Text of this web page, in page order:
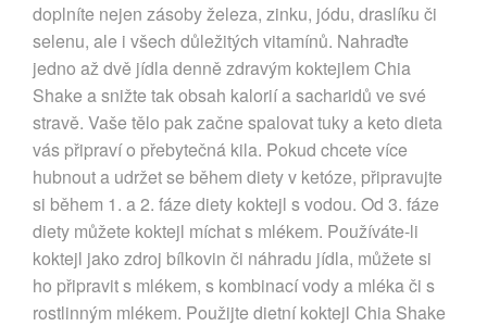
doplníte nejen zásoby železa, zinku, jódu, draslíku či
selenu, ale i všech důležitých vitamínů. Nahraďte
jedno až dvě jídla denně zdravým koktejlem Chia
Shake a snižte tak obsah kalorií a sacharidů ve své
stravě. Vaše tělo pak začne spalovat tuky a keto dieta
vás připraví o přebytečná kila. Pokud chcete více
hubnout a udržet se během diety v ketóze, připravujte
si během 1. a 2. fáze diety koktejl s vodou. Od 3. fáze
diety můžete koktejl míchat s mlékem. Používáte-li
koktejl jako zdroj bílkovin či náhradu jídla, můžete si
ho připravit s mlékem, s kombinací vody a mléka či s
rostlinným mlékem. Použijte dietní koktejl Chia Shake